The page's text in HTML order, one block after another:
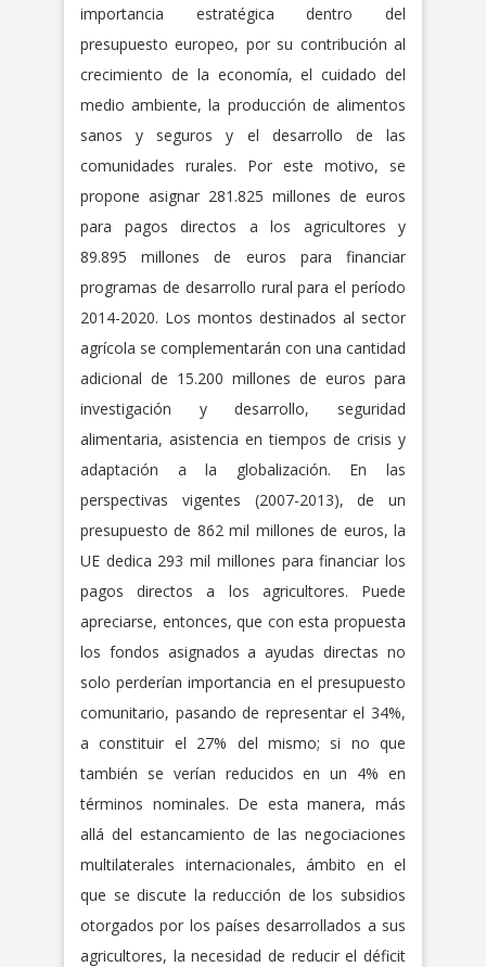
importancia estratégica dentro del
presupuesto europeo, por su contribución al
crecimiento de la economía, el cuidado del
medio ambiente, la producción de alimentos
sanos y seguros y el desarrollo de las
comunidades rurales. Por este motivo, se
propone asignar 281.825 millones de euros
para pagos directos a los agricultores y
89.895 millones de euros para financiar
programas de desarrollo rural para el período
2014-2020. Los montos destinados al sector
agrícola se complementarán con una cantidad
adicional de 15.200 millones de euros para
investigación y desarrollo, seguridad
alimentaria, asistencia en tiempos de crisis y
adaptación a la globalización. En las
perspectivas vigentes (2007-2013), de un
presupuesto de 862 mil millones de euros, la
UE dedica 293 mil millones para financiar los
pagos directos a los agricultores. Puede
apreciarse, entonces, que con esta propuesta
los fondos asignados a ayudas directas no
solo perderían importancia en el presupuesto
comunitario, pasando de representar el 34%,
a constituir el 27% del mismo; si no que
también se verían reducidos en un 4% en
términos nominales. De esta manera, más
allá del estancamiento de las negociaciones
multilaterales internacionales, ámbito en el
que se discute la reducción de los subsidios
otorgados por los países desarrollados a sus
agricultores, la necesidad de reducir el déficit